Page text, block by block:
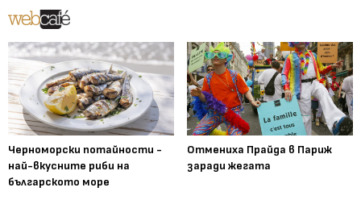
Черноморски потайности -
най-вкусните риби на
българското море
Отмениха Прайда в Париж
заради жегата